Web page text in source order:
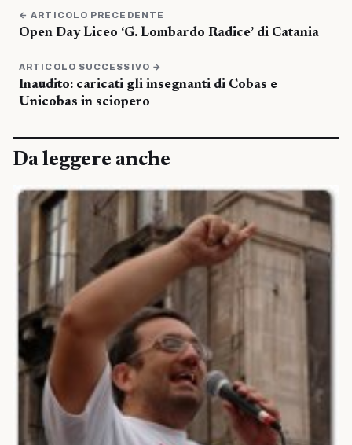
← ARTICOLO PRECEDENTE
Open Day Liceo ‘G. Lombardo Radice’ di Catania
ARTICOLO SUCCESSIVO →
Inaudito: caricati gli insegnanti di Cobas e
Unicobas in sciopero
Da leggere anche